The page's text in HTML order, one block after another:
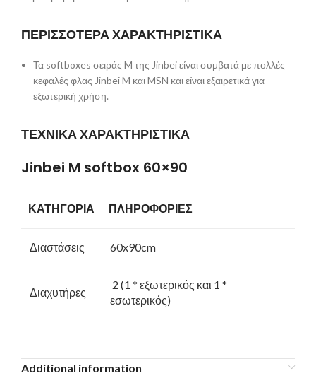
ΠΕΡΙΣΣΟΤΕΡΑ ΧΑΡΑΚΤΗΡΙΣΤΙΚΑ
Τα softboxes σειράς M της Jinbei είναι συμβατά με πολλές
κεφαλές φλας Jinbei M και MSN και είναι εξαιρετικά για
εξωτερική χρήση.
ΤΕΧΝΙΚΑ ΧΑΡΑΚΤΗΡΙΣΤΙΚΑ
Jinbei M softbox 60×90
ΚΑΤΗΓΟΡΙΑ ΠΛΗΡΟΦΟΡΙΕΣ
Διαστάσεις 60x90cm
Διαχυτήρες
2 (1 * εξωτερικός και 1 *
εσωτερικός)
Additional information